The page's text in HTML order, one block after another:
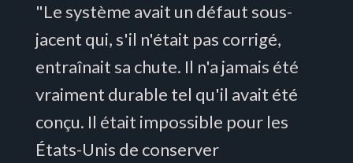
"Le système avait un défaut sous-
jacent qui, s'il n'était pas corrigé,
entraînait sa chute. Il n'a jamais été
vraiment durable tel qu'il avait été
conçu. Il était impossible pour les
États-Unis de conserver